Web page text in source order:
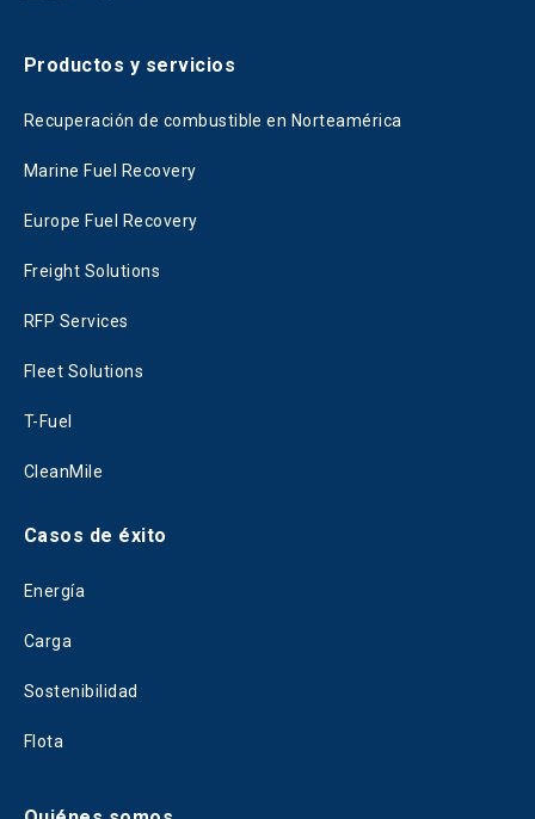
Productos y servicios
Recuperación de combustible en Norteamérica
Marine Fuel Recovery
Europe Fuel Recovery
Freight Solutions
RFP Services
Fleet Solutions
T-Fuel
CleanMile
Casos de éxito
Energía
Carga
Sostenibilidad
Flota